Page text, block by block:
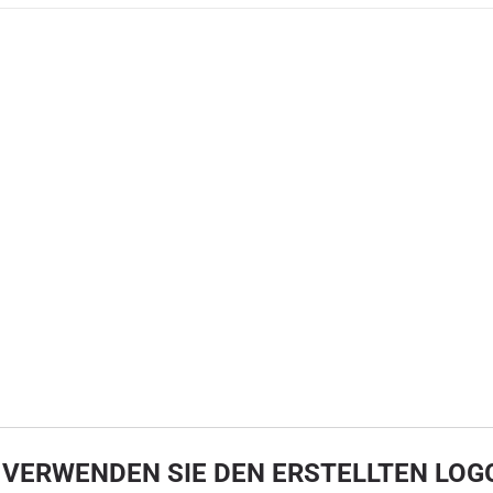
SIE DEN ERSTELLTEN